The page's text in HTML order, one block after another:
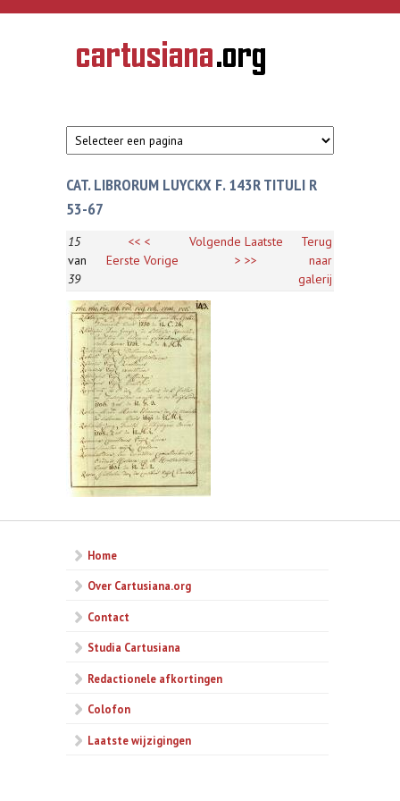
Overslaan en naar de inhoud gaan
CARTUSIANA
Geschiedenis
van de
CAT. LIBRORUM LUYCKX F. 143R TITULI R
53-67
15
van
39
<<
Eerste
<
Vorige
Volgende
>
Laatste
>>
Terug
naar
galerij
Home
Over Cartusiana.org
Contact
Studia Cartusiana
Redactionele afkortingen
Colofon
Laatste wijzigingen